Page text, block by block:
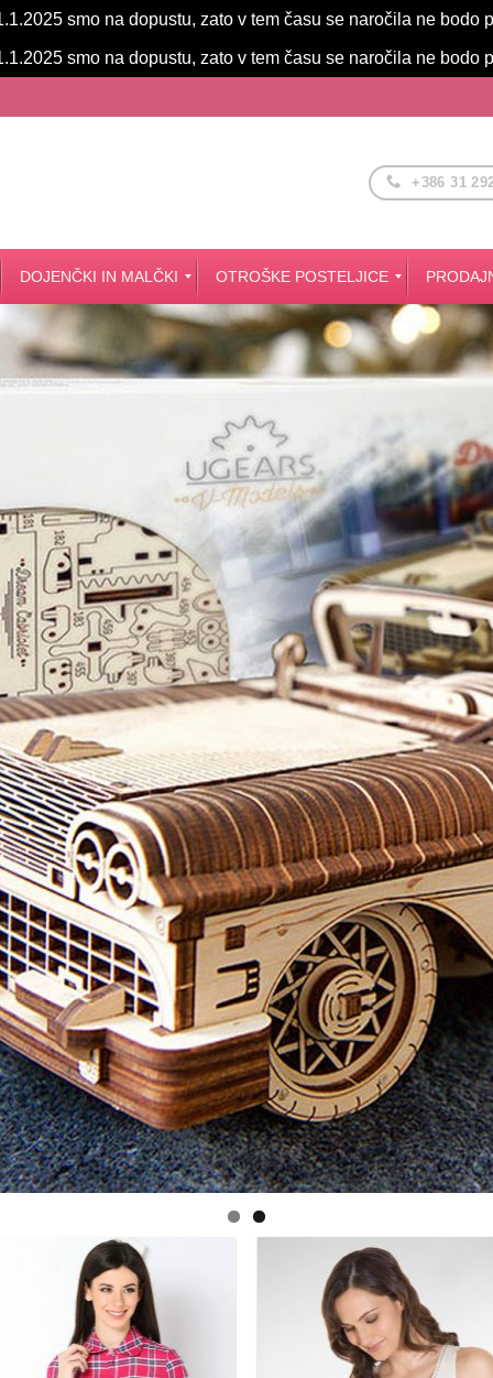
smo na dopustu, zato v tem času se naročila ne
smo na dopustu, zato v tem času se naročila ne
+386 31
DOJENČKI IN MALČKI OTROŠKE POSTELJICE